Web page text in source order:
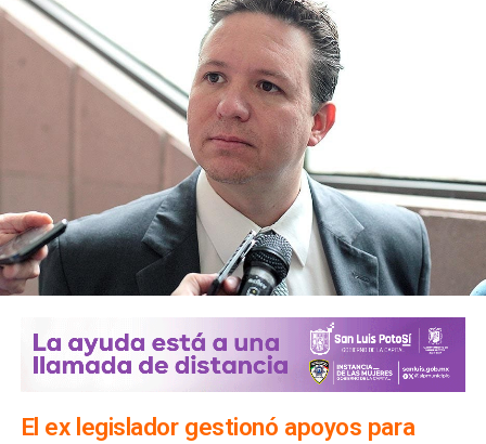
El ex legislador gestionó apoyos para